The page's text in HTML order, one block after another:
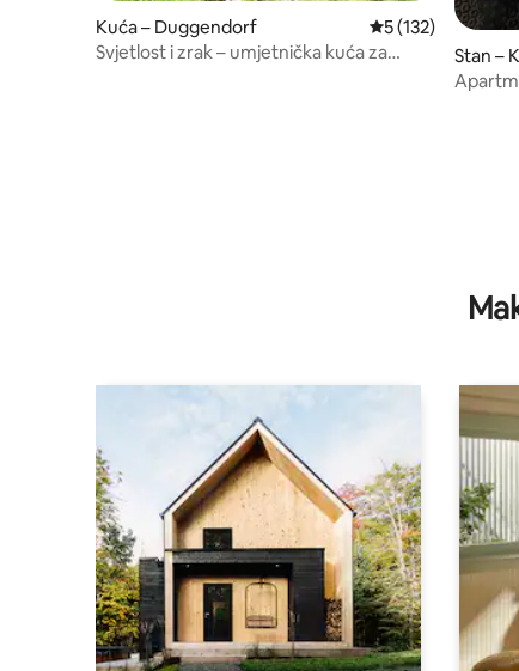
Kuća – Duggendorf Prosječna ocjena:
5 (132)
Svjetlost i zrak – umjetnička kuća za
Stan –